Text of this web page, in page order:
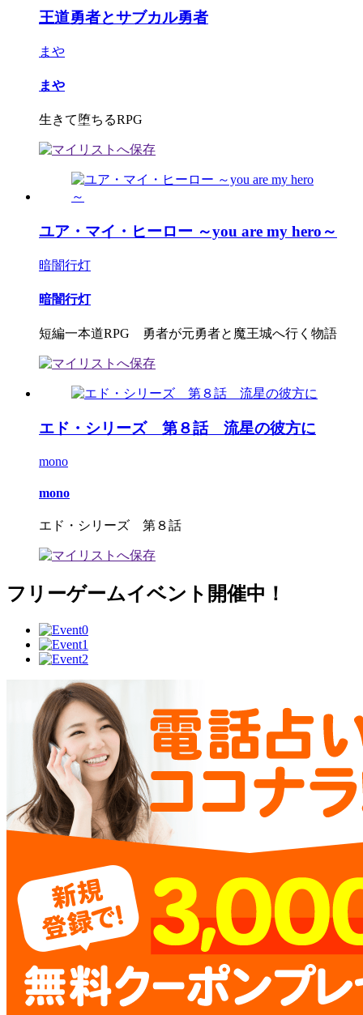
王道勇者とサブカル勇者
まや
まや
生きて堕ちるRPG
ユア・マイ・ヒーロー ～you are my hero～
暗闇行灯
暗闇行灯
短編一本道RPG 勇者が元勇者と魔王城へ行く物語
エド・シリーズ 第８話 流星の彼方に
mono
mono
エド・シリーズ 第８話
フリーゲームイベント開催中！